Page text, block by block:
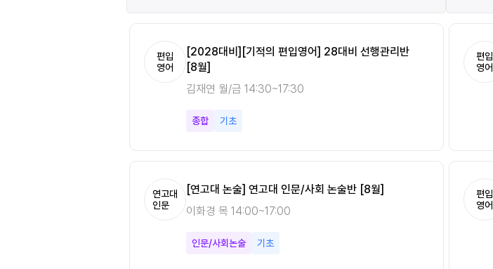
편입
영어
[2028대비][기적의 편입영어] 28대비 선행관리반
[8월]
김재연 월/금 14:30~17:30
종합 기초
연고대
인문
[연고대 논술] 연고대 인문/사회 논술반 [8월]
이화경 목 14:00~17:00
인문/사회논술 기초
편입
영어
편입
수학
편입
수학
[노베이스는 안나케어] 다변수미적분 Vol.2 [8월]
강안나 월/수/금 10:00~14:00
편입
영어
편입
영어